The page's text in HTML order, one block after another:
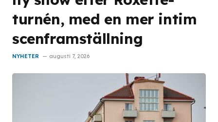
turnén, med en mer intim
scenframställning
NYHETER augusti 7, 2026